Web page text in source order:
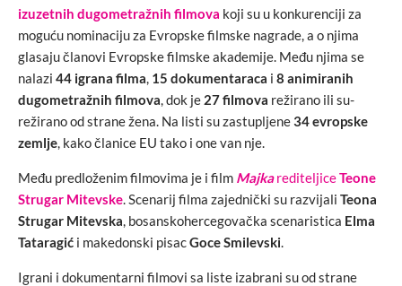
izuzetnih dugometražnih filmova koji su u konkurenciji za
moguću nominaciju za Evropske filmske nagrade, a o njima
glasaju članovi Evropske filmske akademije. Među njima se
nalazi 44 igrana filma, 15 dokumentaraca i 8 animiranih
dugometražnih filmova, dok je 27 filmova režirano ili su-
režirano od strane žena. Na listi su zastupljene34 evropske
zemlje, kako članice EU tako i one van nje.
Među predloženim filmovima je i film MajkarediteljiceTeone
Strugar Mitevske. Scenarij filma zajednički su razvijali Teona
Strugar Mitevska, bosanskohercegovačka scenaristica Elma
Tataragić i makedonski pisacGoce Smilevski.
Igrani i dokumentarni filmovi sa liste izabrani su od strane